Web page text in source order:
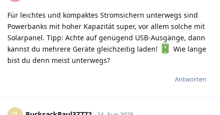
Für leichtes und kompaktes Stromsichern unterwegs sind
Powerbanks mit hoher Kapazität super, vor allem solche mit
Solarpanel. Tipp: Achte auf genügend USB-Ausgänge, dann
kannst du mehrere Geräte gleichzeitig laden!
Wie lange
bist du denn meist unterwegs?
Antworten